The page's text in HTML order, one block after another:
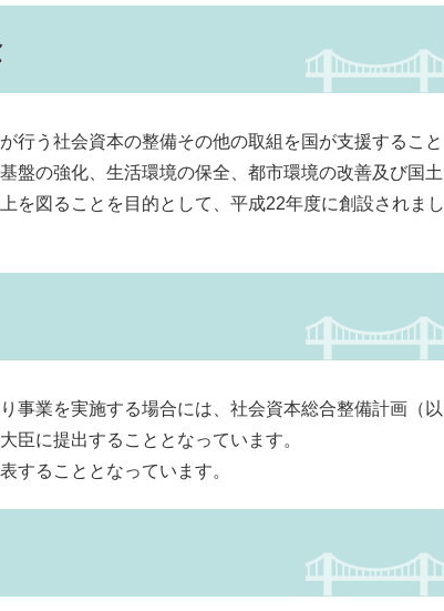
う社会資本の整備その他の取組を国が支援すること
盤の強化、生活環境の保全、都市環境の改善及び国土
を図ることを目的として、平成22年度に創設されまし
事業を実施する場合には、社会資本総合整備計画（以
臣に提出することとなっています。
することとなっています。